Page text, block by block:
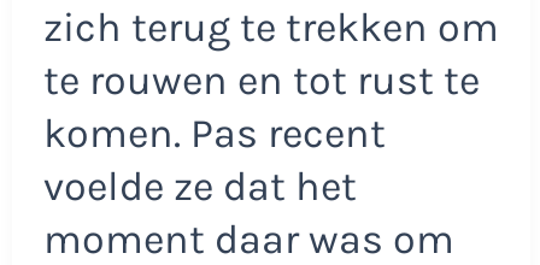
zich terug te trekken om
te rouwen en tot rust te
komen. Pas recent
voelde ze dat het
moment daar was om